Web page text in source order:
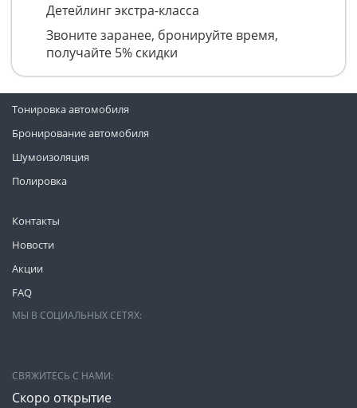
Детейлинг экстра-класса
Звоните заранее, бронируйте время,
получайте 5% скидки
Контакты
Новости
Акции
FAQ
Тонировка автомобиля
Бронирование автомобиля
Шумоизоляция
Полировка
МЫ В СОЦИАЛЬНЫХ СЕТЯХ:
СВЯЖИТЕСЬ С НАМИ:
Скоро открытие